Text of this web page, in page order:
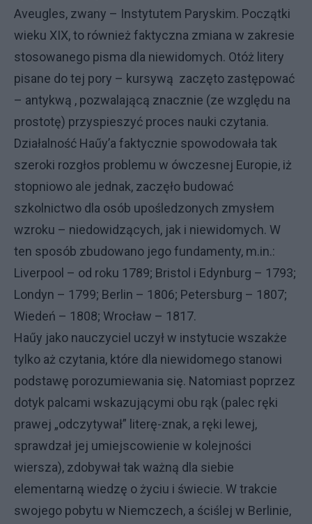
Aveugles, zwany – Instytutem Paryskim. Początki
wieku XIX, to również faktyczna zmiana w zakresie
stosowanego pisma dla niewidomych. Otóż litery
pisane do tej pory – kursywą zaczęto zastępować
– antykwą , pozwalającą znacznie (ze względu na
prostotę) przyspieszyć proces nauki czytania.
Działalność Haűy’a faktycznie spowodowała tak
szeroki rozgłos problemu w ówczesnej Europie, iż
stopniowo ale jednak, zaczęło budować
szkolnictwo dla osób upośledzonych zmysłem
wzroku – niedowidzących, jak i niewidomych. W
ten sposób zbudowano jego fundamenty, m.in.:
Liverpool – od roku 1789; Bristol i Edynburg – 1793;
Londyn – 1799; Berlin – 1806; Petersburg – 1807;
Wiedeń – 1808; Wrocław – 1817.
Haűy jako nauczyciel uczył w instytucie wszakże
tylko aż czytania, które dla niewidomego stanowi
podstawę porozumiewania się. Natomiast poprzez
dotyk palcami wskazującymi obu rąk (palec ręki
prawej „odczytywał” literę-znak, a ręki lewej,
sprawdzał jej umiejscowienie w kolejności
wiersza), zdobywał tak ważną dla siebie
elementarną wiedzę o życiu i świecie. W trakcie
swojego pobytu w Niemczech, a ściślej w Berlinie,